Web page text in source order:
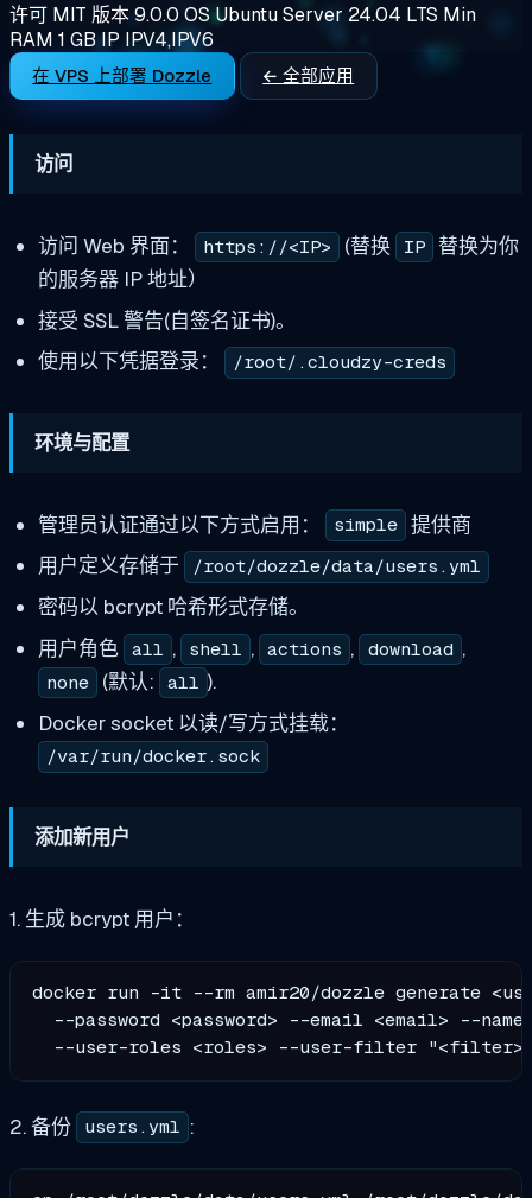
许可 MIT 版本9.0.0 OSUbuntu Server 24.04 LTS Min
RAM 1 GBIP IPV4,IPV6
在 VPS 上部署 Dozzle ← 全部应用
访问
访问 Web 界面： https://<IP> (替换 IP 替换为你
的服务器 IP 地址）
接受 SSL 警告(自签名证书)。
使用以下凭据登录：
/root/.cloudzy-creds
环境与配置
管理员认证通过以下方式启用： simple 提供商
用户定义存储于
/root/dozzle/data/users.yml
密码以 bcrypt 哈希形式存储。
用户角色 all , shell , actions , download ,
none (默认: all ).
Docker socket 以读/写方式挂载：
/var/run/docker.sock
添加新用户
1. 生成 bcrypt 用户：
docker run -it --rm amir20/dozzle generate
--password <password> --email <email> --
2. 备份 users.yml :